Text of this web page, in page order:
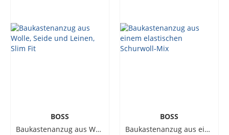
BOSS
Baukastenanzug aus Wolle, Seide und Leinen, Slim Fit
BOSS
Baukastenanzug aus einem elastischen Schurwoll-Mix